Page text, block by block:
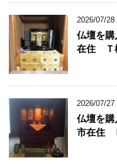
2026/07/28
仏壇を購
在住 Ｔ
2026/07/27
仏壇を購
市在住